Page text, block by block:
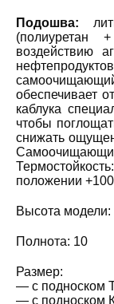
Подошва:
(полиуретан
воздействию
обеспечивает
каблука
чтобы
снижать
положении
Высота
Полнота: 10
Размер:
— с подноском
— с подноском